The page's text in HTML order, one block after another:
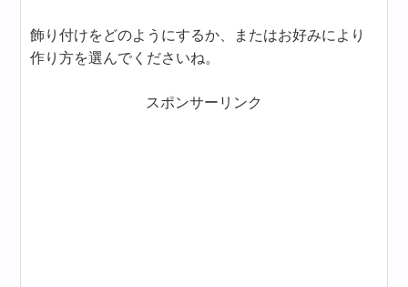
飾り付けをどのようにするか、またはお好みにより
作り方を選んでくださいね。
スポンサーリンク